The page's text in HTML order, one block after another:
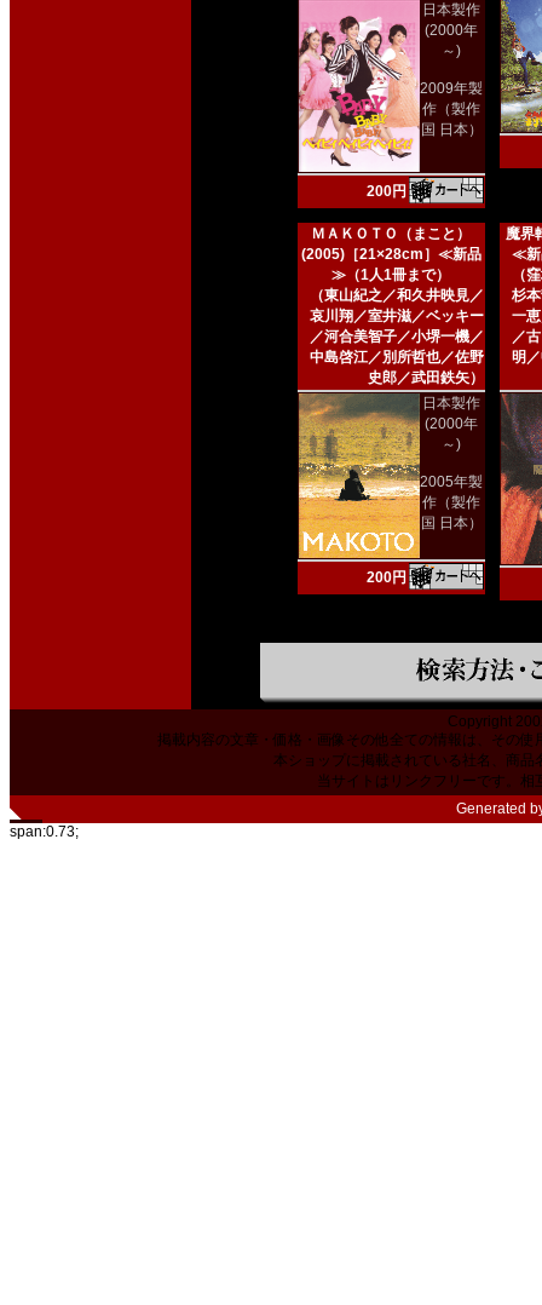
日本製作
(2000年
～)
2009年製
作（製作
国 日本）
200円
ＭＡＫＯＴＯ（まこと）
(2005)［21×28cm］≪新品
≫（1人1冊まで）
（東山紀之／和久井映見／
哀川翔／室井滋／ベッキー
／河合美智子／小堺一機／
中島啓江／別所哲也／佐野
史郎／武田鉄矢）
日本製作
(2000年
～)
2005年製
作（製作
国 日本）
200円
魔界
≪新
（
杉
一
／
明
Copyright
掲載内容の文章・価格・画像その他全ての情報は、その
本ショップに掲載されている社名、商
当サイトはリンクフリーです。相
Generated
span:0.73;